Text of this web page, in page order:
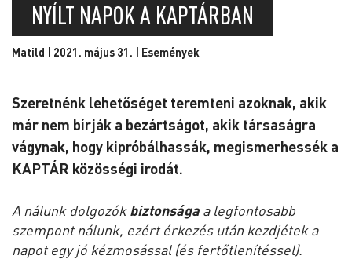
NYÍLT NAPOK A KAPTÁRBAN
Matild | 2021. május 31. | Események
Szeretnénk lehetőséget teremteni azoknak, akik
már nem bírják a bezártságot, akik társaságra
vágynak, hogy kipróbálhassák, megismerhessék a
KAPTÁR közösségi irodát.
A nálunk dolgozókbiztonsága a legfontosabb
szempont nálunk, ezért érkezés után kezdjétek a
napot egy jó kézmosással (és fertőtlenítéssel).